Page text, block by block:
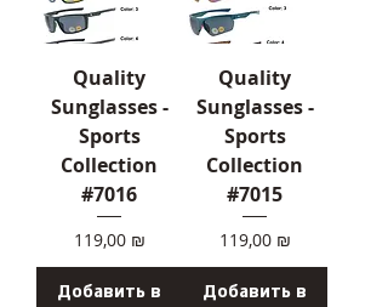
Quality
Sunglasses -
Sports
Collection
#7016
Цена
119,00 ₪
Добавить в
Quality
Sunglasses -
Sports
Collection
#7015
Цена
119,00 ₪
Добавить в